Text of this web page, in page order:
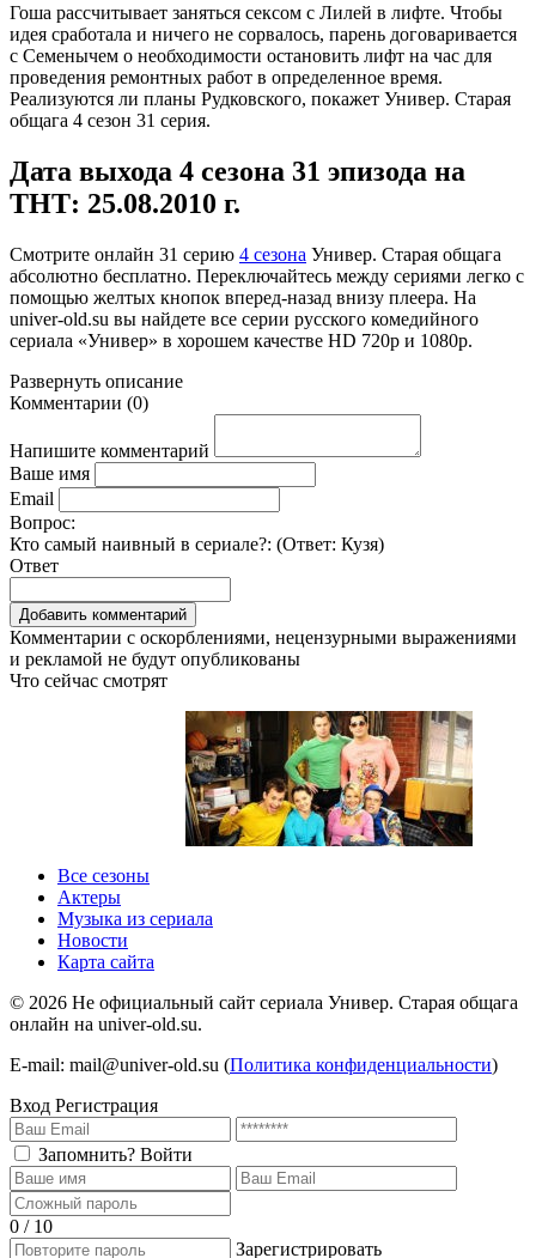
Гоша рассчитывает заняться сексом с Лилей в лифте. Чтобы
идея сработала и ничего не сорвалось, парень договаривается
с Семенычем о необходимости остановить лифт на час для
проведения ремонтных работ в определенное время.
Реализуются ли планы Рудковского, покажет Универ. Старая
общага 4 сезон 31 серия.
Дата выхода 4 сезона 31 эпизода на
ТНТ: 25.08.2010 г.
Смотрите онлайн 31 серию 4 сезона Универ. Старая общага
абсолютно бесплатно. Переключайтесь между сериями легко с
помощью желтых кнопок вперед-назад внизу плеера. На
univer-old.su вы найдете все серии русского комедийного
сериала «Универ» в хорошем качестве HD 720p и 1080p.
Развернуть описание
Комментарии (0)
Напишите комментарий
Ваше имя
Email
Вопрос:
Кто самый наивный в сериале?: (Ответ: Кузя)
Ответ
Комментарии с оскорблениями, нецензурными выражениями
и рекламой не будут опубликованы
Что сейчас смотрят
Все сезоны
Актеры
Музыка из сериала
Новости
Карта сайта
© 2026 Не официальный сайт сериала Универ. Старая общага
онлайн на univer-old.su.
E-mail: mail@univer-old.su (Политика конфиденциальности)
Вход Регистрация
Запомнить? Войти
0 / 10
Зарегистрировать